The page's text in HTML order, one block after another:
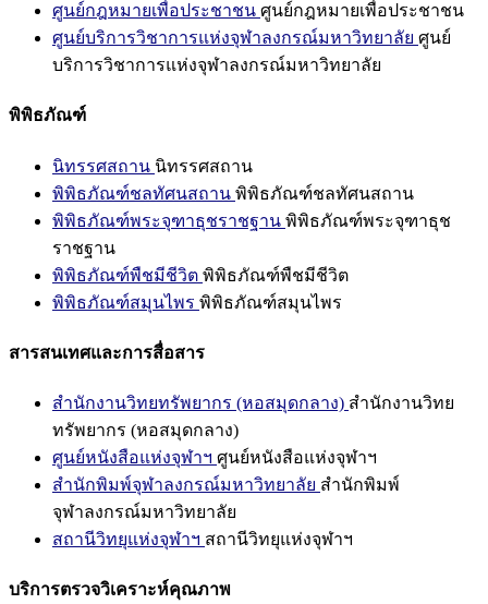
ศูนย์กฎหมายเพื่อประชาชน ศูนย์กฎหมายเพื่อประชาชน
ศูนย์บริการวิชาการแห่งจุฬาลงกรณ์มหาวิทยาลัย ศูนย์
บริการวิชาการแห่งจุฬาลงกรณ์มหาวิทยาลัย
พิพิธภัณฑ์
นิทรรศสถาน นิทรรศสถาน
พิพิธภัณฑ์ชลทัศนสถาน พิพิธภัณฑ์ชลทัศนสถาน
พิพิธภัณฑ์พระจุฑาธุชราชฐาน พิพิธภัณฑ์พระจุฑาธุช
ราชฐาน
พิพิธภัณฑ์พืชมีชีวิต พิพิธภัณฑ์พืชมีชีวิต
พิพิธภัณฑ์สมุนไพร พิพิธภัณฑ์สมุนไพร
สารสนเทศและการสื่อสาร
สำนักงานวิทยทรัพยากร (หอสมุดกลาง) สำนักงานวิทย
ทรัพยากร (หอสมุดกลาง)
ศูนย์หนังสือแห่งจุฬาฯ ศูนย์หนังสือแห่งจุฬาฯ
สำนักพิมพ์จุฬาลงกรณ์มหาวิทยาลัย สำนักพิมพ์
จุฬาลงกรณ์มหาวิทยาลัย
สถานีวิทยุแห่งจุฬาฯ สถานีวิทยุแห่งจุฬาฯ
บริการตรวจวิเคราะห์คุณภาพ